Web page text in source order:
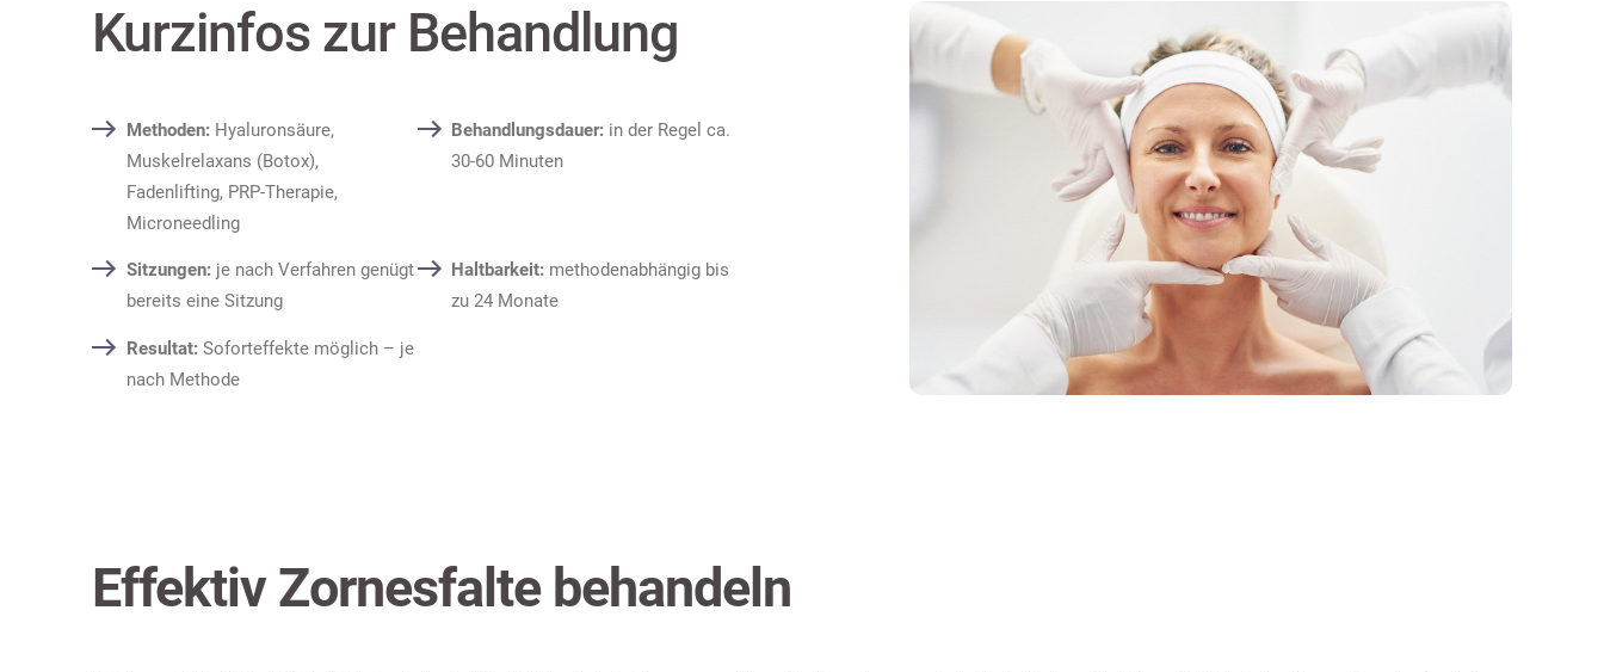
Kurzinfos zur Behandlung
Methoden:Hyaluronsäure,
Muskelrelaxans (Botox),
Fadenlifting, PRP-Therapie,
Microneedling
Behandlungsdauer: in der Regel ca.
30-60 Minuten
Sitzungen:je nach Verfahren genügt
bereits eine Sitzung
Haltbarkeit: methodenabhängig bis
zu 24 Monate
Resultat:Soforteffekte möglich – je
nach Methode
Effektiv Zornesfalte behandeln